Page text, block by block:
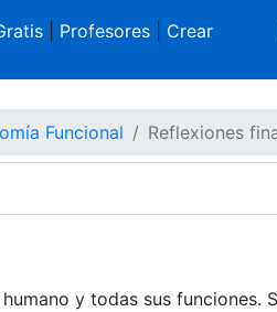
| Profesores| Crear
Funcional Reflexiones
y todas sus funciones.